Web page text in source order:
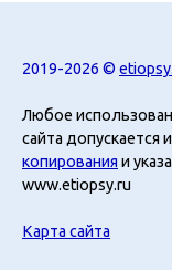
2019-2026 ©
Любое
сайта
копирования и
www.etiopsy.ru
Карта сайта